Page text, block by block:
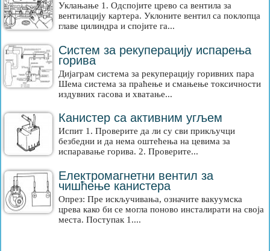
Уклањање 1. Одспојите црево са вентила за
вентилацију картера. Уклоните вентил са поклопца
главе цилиндра и спојите га...
Систем за рекуперацију испарења
горива
Дијаграм система за рекуперацију горивних пара
Шема система за праћење и смањење токсичности
издувних гасова и хватање...
Канистер са активним угљем
Испит 1. Проверите да ли су сви прикључци
безбедни и да нема оштећења на цевима за
испаравање горива. 2. Проверите...
Електромагнетни вентил за
чишћење канистера
Опрез: Пре искључивања, означите вакуумска
црева како би се могла поново инсталирати на своја
места. Поступак 1....